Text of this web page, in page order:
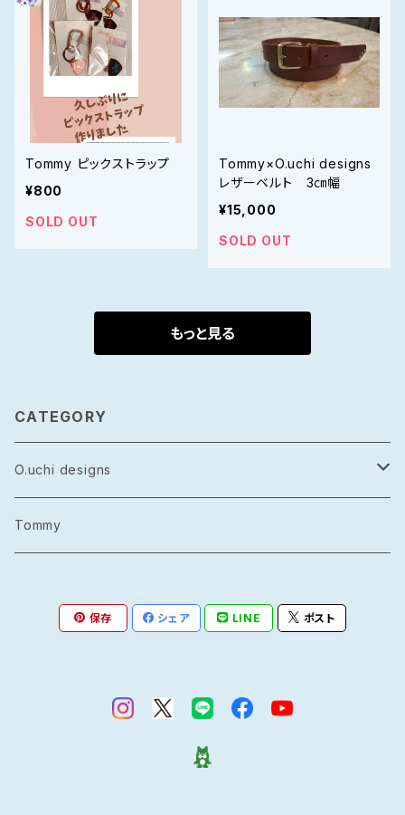
Tommy ピックストラップ
¥800
SOLD OUT
Tommy×O.uchi designs
レザーベルト 3㎝幅
¥15,000
SOLD OUT
もっと見る
CATEGORY
O.uchi designs
レザー
Tommy
保存 シェア LINE ポスト